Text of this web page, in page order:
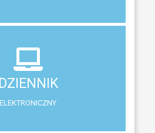
DZIENNIK
ELEKTRONICZNY
DZIENNIK
ELEKTRONICZNY
do śledzenia postępów w nauce